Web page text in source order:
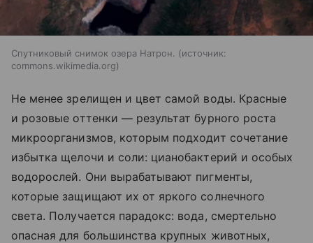
Спутниковый снимок озера Натрон.
источник:
commons.wikimedia.org
Не менее зрелищен и цвет самой воды. Красные
и розовые оттенки — результат бурного роста
микроорганизмов, которым подходит сочетание
избытка щелочи и соли: цианобактерий и особых
водорослей. Они вырабатывают пигменты,
которые защищают их от яркого солнечного
света. Получается парадокс: вода, смертельно
опасная для большинства крупных животных,